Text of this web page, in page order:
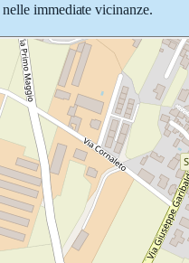
immediate vicinanze.